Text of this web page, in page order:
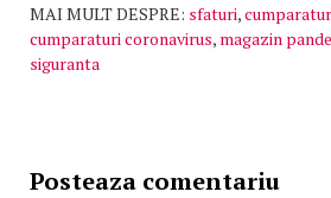
MAI MULT DESPRE: sfaturi,
cumparaturi coronavirus, magazin
siguranta
Posteaza comentariu